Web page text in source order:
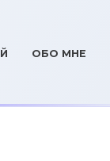
ОБО МНЕ